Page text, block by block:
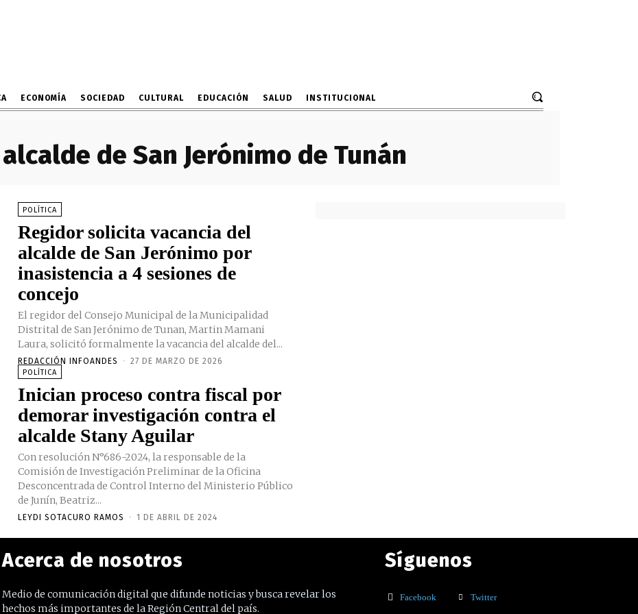
ECONOMÍA SOCIEDAD CULTURAL EDUCACIÓN SALUD INSTITUCIONAL
alcalde de San Jerónimo de Tunán
POLÍTICA
Regidor solicita vacancia del
alcalde de San Jerónimo por
inasistencia a 4 sesiones de
concejo
El regidor del Consejo Municipal de la Municipalidad
Distrital de San Jerónimo de Tunan, Martin Mamani
Laura, solicitó formalmente la vacancia del alcalde del...
REDACCIÓN INFOANDES - 27 DE MARZO DE 2026
POLÍTICA
Inician proceso contra fiscal por
demorar investigación contra el
alcalde Stany Aguilar
Con resolución N°686-2024, la responsable de la
Comisión de Investigación Preliminar de la Oficina
Desconcentrada de Control Interno del Ministerio Público
de Junín, Beatriz...
LEYDI SOTACURO RAMOS - 1 DE ABRIL DE 2024
Acerca de nosotros
Medio de comunicación digital que difunde noticias y busca revelar los
hechos más importantes de la Región Central del país.
Síguenos
Facebook
Twitter